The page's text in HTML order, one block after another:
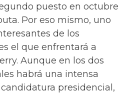
puesto en octubre
Por eso mismo, uno
de los
el que enfrentará a
Aunque en los dos
habrá una intensa
presidencial,